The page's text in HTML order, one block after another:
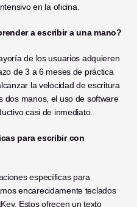
en la oficina.
a escribir a una mano?
de los usuarios adquieren
de 3 a 6 meses de práctica
la velocidad de escritura
dos manos, el uso de software
casi de inmediato.
para escribir con
específicas para
encarecidamente teclados
Estos ofrecen un texto